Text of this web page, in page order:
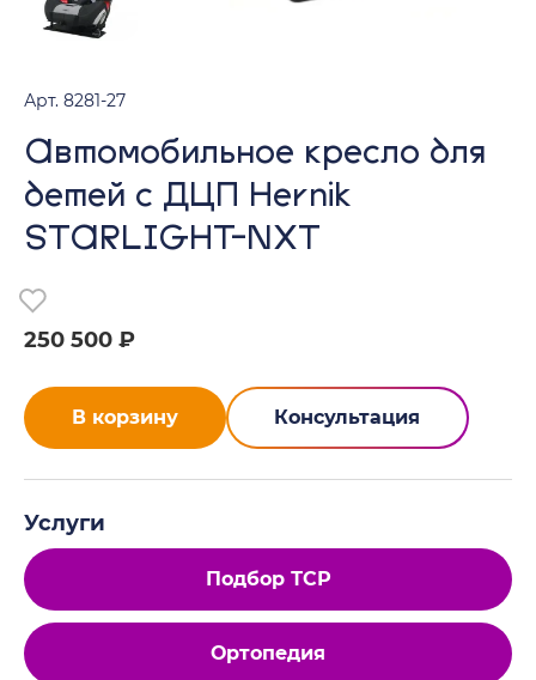
Арт. 8281-27
Автомобильное кресло для
детей с ДЦП Hernik
STARLIGHT-NXT
250 500 ₽
В корзину Консультация
Услуги
Подбор ТСР
Ортопедия